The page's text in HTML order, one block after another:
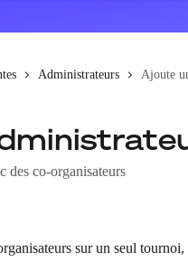
Administrateurs Ajoute
des co-organisateurs
sur un seul